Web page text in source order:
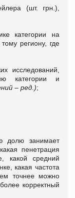
(шт. грн.),
категории на
региону, где
исследований,
категории и
– ред.);
долю занимает
пенетрация
какой средний
какая частота
точнее можно
корректный